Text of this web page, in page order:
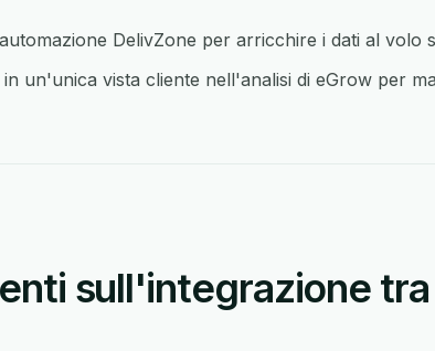
DelivZone per arricchire i dati al volo
un'unica vista cliente nell'analisi di eGrow per
sull'integrazione